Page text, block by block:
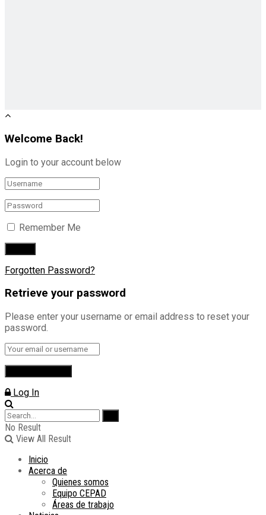
Welcome Back!
Login to your account below
Remember Me
Forgotten Password?
Retrieve your password
Please enter your username or email address to reset your
password.
Log In
No Result
View All Result
Inicio
Acerca de
Quienes somos
Equipo CEPAD
Áreas de trabajo